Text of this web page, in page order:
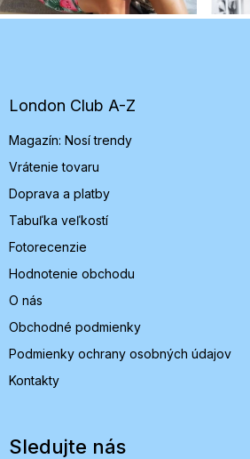
e
London Club A-Z
Magazín: Nosí trendy
Vrátenie tovaru
Doprava a platby
Tabuľka veľkostí
Fotorecenzie
Hodnotenie obchodu
O nás
Obchodné podmienky
Podmienky ochrany osobných údajov
Kontakty
Sledujte nás